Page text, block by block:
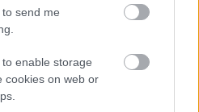
send me
enable storage
cookies on web or
orders του GTA 6